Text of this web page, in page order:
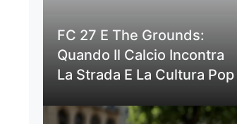
FC 27 E The Grounds:
Quando Il Calcio Incontra
La Strada E La Cultura Pop